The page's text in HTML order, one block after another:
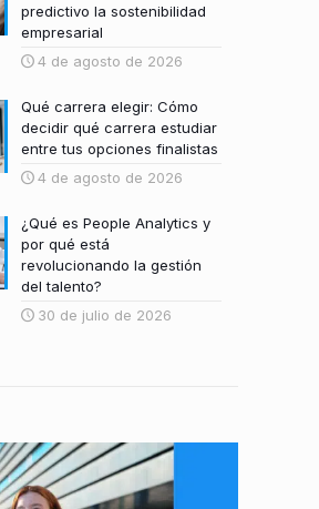
predictivo la sostenibilidad
empresarial
4 de agosto de 2026
Qué carrera elegir: Cómo
decidir qué carrera estudiar
entre tus opciones finalistas
4 de agosto de 2026
¿Qué es People Analytics y
por qué está
revolucionando la gestión
del talento?
30 de julio de 2026